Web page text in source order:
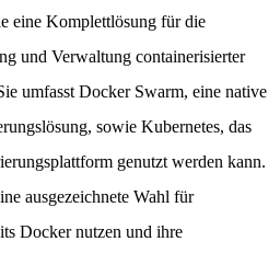
eine Komplettlösung für die
und Verwaltung containerisierter
umfasst Docker Swarm, eine native
sowie Kubernetes, das
genutzt werden kann.
ausgezeichnete Wahl für
Docker nutzen und ihre